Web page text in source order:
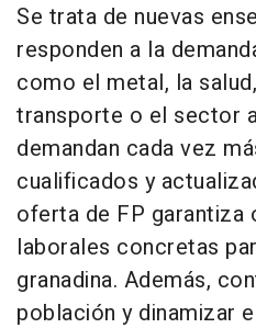
Se trata de nuevas
responden a la
como el metal, la
transporte o el sector
demandan cada vez
cualificados y
oferta de FP garantiza
laborales concretas
granadina. Además,
población y dinamizar